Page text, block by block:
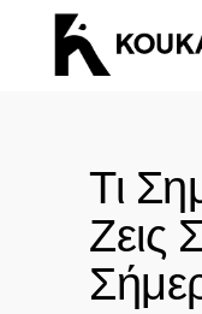
Τι
Ζεις